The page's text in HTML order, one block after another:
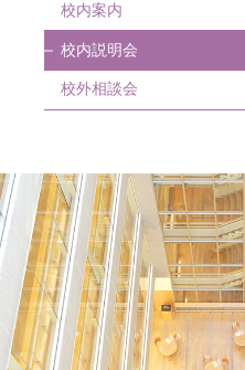
校内案内
校内説明会
校外相談会